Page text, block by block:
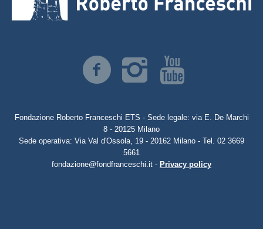
Fondazione Roberto Franceschi ETS - Sede legale: via E. De Marchi
8 - 20125 Milano
Sede operativa: Via Val d'Ossola, 19 - 20162 Milano - Tel. 02 3669
5661
fondazione@fondfranceschi.it - Privacy policy